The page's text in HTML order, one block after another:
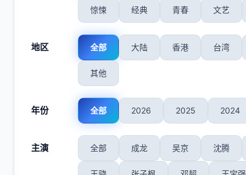
惊悚 经典 青春 文艺
地区 全部 大陆 香港 台湾
其他
年份 全部 2026 2025 2024
主演 全部 成龙 吴京 沈腾